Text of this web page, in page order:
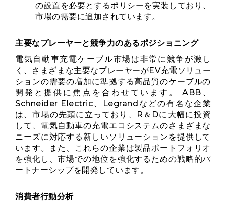
の設置を必要とするポリシーを実装しており、
市場の需要に追加されています。
主要なプレーヤーと競争力のあるポジショニング
電気自動車充電ケーブル市場は非常に競争が激し
く、さまざまな主要なプレーヤーがEV充電ソリュー
ションの需要の増加に準拠する高品質のケーブルの
開発と提供に焦点を合わせています。 ABB、
Schneider Electric、Legrandなどの有名な企業
は、市場の先頭に立っており、R＆Dに大幅に投資
して、電気自動車の充電エコシステムのさまざまな
ニーズに対応する新しいソリューションを提供して
います。また、これらの企業は製品ポートフォリオ
を強化し、市場での地位を強化するための戦略的パ
ートナーシップを開発しています。
消費者行動分析